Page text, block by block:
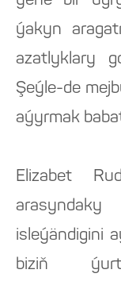
ýakyn
azatlyklary
Şeýle-de
aýyrmak
Elizabet
isleýändigini
biziň